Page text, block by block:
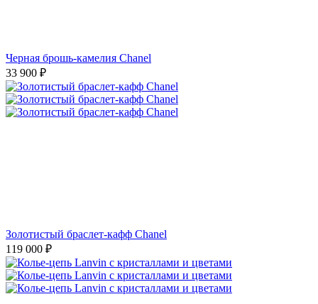
Черная брошь-камелия Chanel
33 900 ₽
Золотистый браслет-кафф Chanel
119 000 ₽